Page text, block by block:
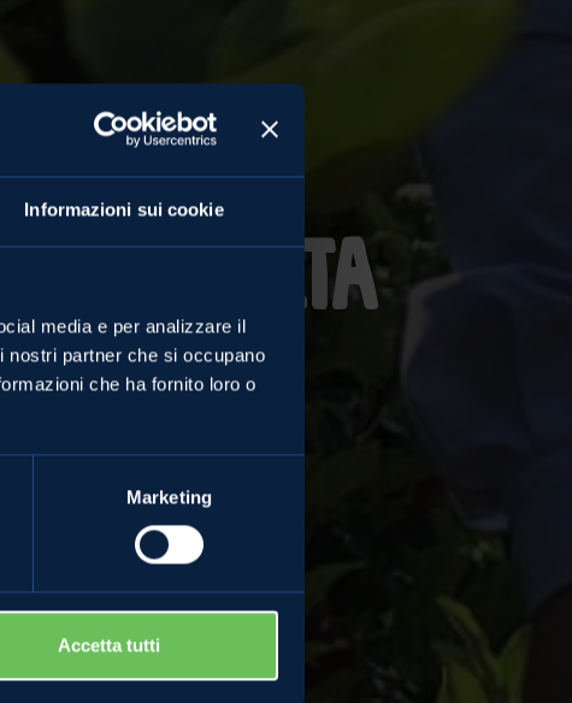
Informazioni sui cookie
media e per analizzare il
nostri partner che si occupano
che ha fornito loro o
Marketing
Accetta tutti
raccolta
di